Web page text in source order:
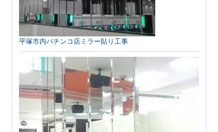
平塚市内パチンコ店ミラー貼り工事